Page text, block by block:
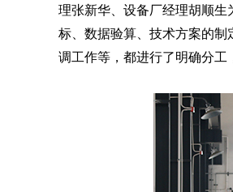
理张新华、设备厂经理胡顺
标、数据验算、技术方案的
调工作等，都进行了明确分工